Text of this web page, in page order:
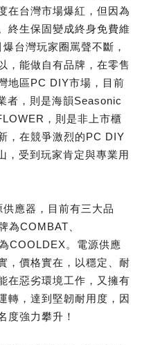
在台灣市場爆紅，但因為
終生保固變成終身免費維
台灣玩家圈罵聲不斷，
，能做自有品牌，在零售
地區PC DIY市場，目前
者，則是海韻Seasonic
，則是非上市櫃
，在競爭激烈的PC DIY
，受到玩家肯定與專業用
應器，目前有三大品
為COMBAT、
COOLDEX。電源供應
，價格實在，以穩定、耐
在惡劣環境工作，又擁有
轉，達到堅韌耐用度，因
度強力攀升！